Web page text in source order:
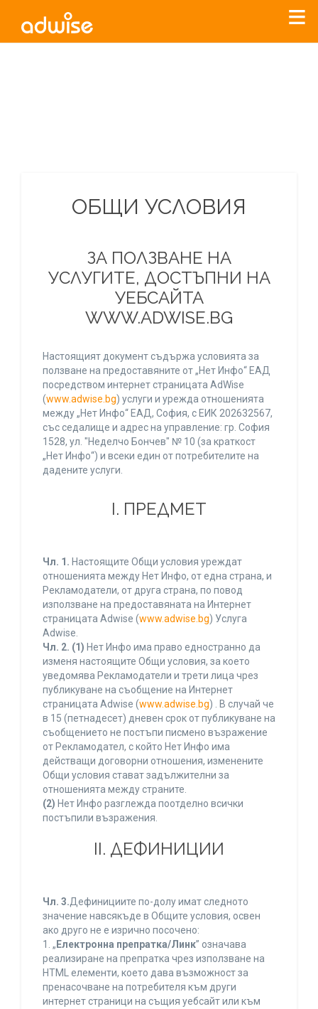
ОБЩИ УСЛОВИЯ
ЗА ПОЛЗВАНЕ НА
УСЛУГИТЕ, ДОСТЪПНИ НА
УЕБСАЙТА
WWW.ADWISE.BG
Настоящият документ съдържа условията за
ползване на предоставяните от „Нет Инфо“ ЕАД
посредством интернет страницата AdWise
(www.adwise.bg) услуги и урежда отношенията
между „Нет Инфо“ ЕАД, София, с ЕИК 202632567,
със седалище и адрес на управление: гр. София
1528, ул. "Неделчо Бончев" № 10 (за краткост
„Нет Инфо“) и всеки един от потребителите на
дадените услуги.
І. ПРЕДМЕТ
Чл. 1. Настоящите Общи условия уреждат
отношенията между Нет Инфо, от една страна, и
Рекламодатели, от друга страна, по повод
използване на предоставяната на Интернет
страницата Adwise (www.adwise.bg) Услуга
Adwise.
Чл. 2. (1) Нет Инфо има право едностранно да
изменя настоящите Общи условия, за което
уведомява Рекламодатели и трети лица чрез
публикуване на съобщение на Интернет
страницата Adwise (www.adwise.bg) . В случай че
в 15 (петнадесет) дневен срок от публикуване на
съобщението не постъпи писмено възражение
от Рекламодател, с който Нет Инфо има
действащи договорни отношения, изменените
Общи условия стават задължителни за
отношенията между страните.
(2) Нет Инфо разглежда поотделно всички
постъпили възражения.
ІІ. ДЕФИНИЦИИ
Чл. 3.Дефинициите по-долу имат следното
значение навсякъде в Общите условия, освен
ако друго не е изрично посочено:
1. „ Електронна препратка/Линк” означава
реализиране на препратка чрез използване на
HTML елементи, което дава възможност за
пренасочване на потребителя към други
интернет страници на същия уебсайт или към